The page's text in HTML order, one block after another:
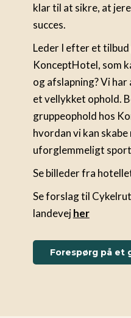
klar til at sikre, at
succes.
Leder I efter et
KonceptHotel, som
og afslapning? Vi
et vellykket ophold.
gruppeophold hos
hvordan vi kan
uforglemmeligt
Se billeder fra
Se forslag til
landevejher
Forespørg på et